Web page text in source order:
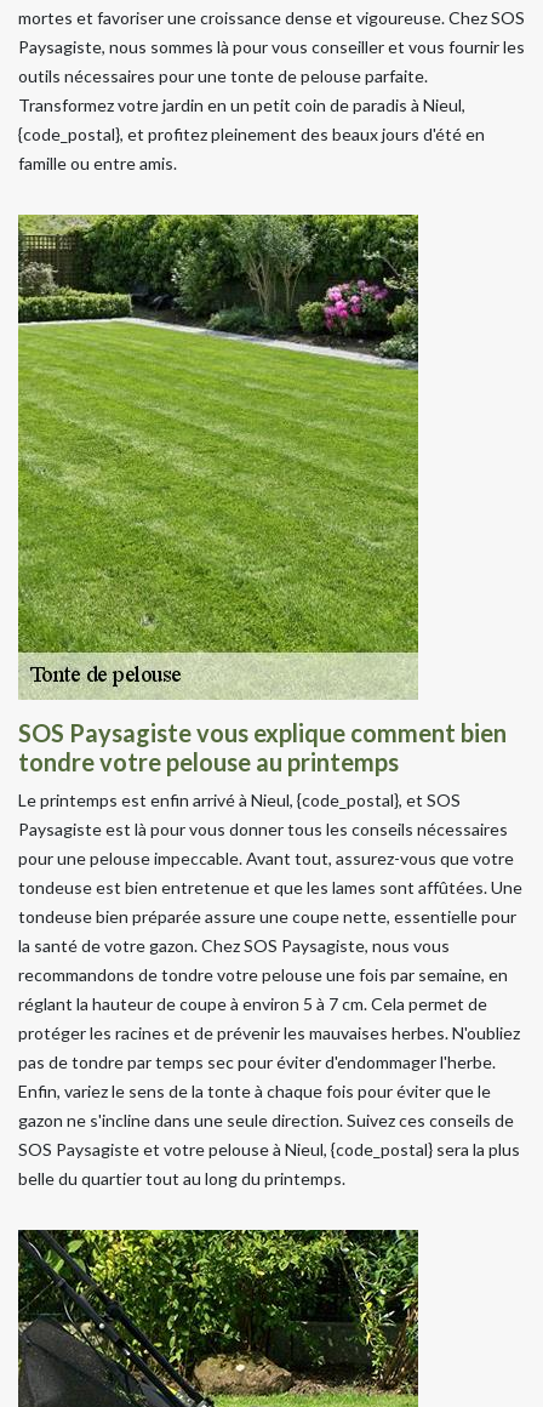
mortes et favoriser une croissance dense et vigoureuse. Chez SOS
Paysagiste, nous sommes là pour vous conseiller et vous fournir les
outils nécessaires pour une tonte de pelouse parfaite.
Transformez votre jardin en un petit coin de paradis à Nieul,
{code_postal}, et profitez pleinement des beaux jours d'été en
famille ou entre amis.
SOS Paysagiste vous explique comment bien
tondre votre pelouse au printemps
Le printemps est enfin arrivé à Nieul, {code_postal}, et SOS
Paysagiste est là pour vous donner tous les conseils nécessaires
pour une pelouse impeccable. Avant tout, assurez-vous que votre
tondeuse est bien entretenue et que les lames sont affûtées. Une
tondeuse bien préparée assure une coupe nette, essentielle pour
la santé de votre gazon. Chez SOS Paysagiste, nous vous
recommandons de tondre votre pelouse une fois par semaine, en
réglant la hauteur de coupe à environ 5 à 7 cm. Cela permet de
protéger les racines et de prévenir les mauvaises herbes. N'oubliez
pas de tondre par temps sec pour éviter d'endommager l'herbe.
Enfin, variez le sens de la tonte à chaque fois pour éviter que le
gazon ne s'incline dans une seule direction. Suivez ces conseils de
SOS Paysagiste et votre pelouse à Nieul, {code_postal} sera la plus
belle du quartier tout au long du printemps.